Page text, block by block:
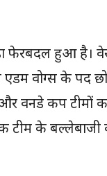
फेरबदल हुआ है।
वोग्स के पद
वनडे कप टीमों
के बल्लेबाजी